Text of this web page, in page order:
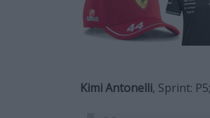
Kimi Antonelli, Sprint: